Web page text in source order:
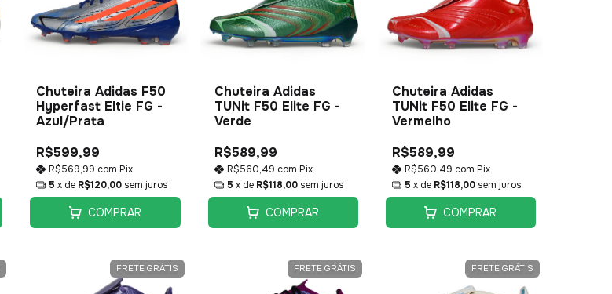
Chuteira Adidas F50
Hyperfast Eltie FG -
Azul/Prata
R$599,99
R$569,99 com Pix
5 x de R$120,00 sem juros
COMPRAR
Chuteira Adidas
TUNit F50 Elite FG -
Verde
R$589,99
R$560,49 com Pix
5 x de R$118,00 sem juros
COMPRAR
Chuteira Adidas
TUNit F50 Elite FG -
Vermelho
R$589,99
R$560,49 com Pix
5 x de R$118,00 sem juros
COMPRAR
FRETE GRÁTIS FRETE GRÁTIS FRETE GRÁTIS